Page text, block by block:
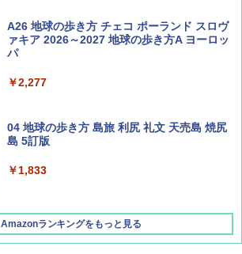
山と溪谷 2026年8月号「南アルプス大全」
￥1,540
サライ 2026年 9月号 [雑誌]
A26 地球の歩き方 チェコ ポーランド スロヴ
ァキア 2026～2027 地球の歩き方A ヨーロッ
パ
￥2,277
04 地球の歩き方 島旅 利尻 礼文 天売島 焼尻
島 5訂版
￥1,833
Amazonランキングをもっと見る